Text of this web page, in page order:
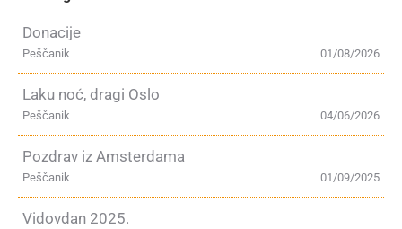
Donacije
01/08/2026
Peščanik
Laku noć, dragi Oslo
04/06/2026
Peščanik
Pozdrav iz Amsterdama
01/09/2025
Peščanik
Vidovdan 2025.